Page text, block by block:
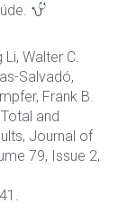
Walter C.
Salvadó,
Frank B.
and
Journal of
79, Issue 2,